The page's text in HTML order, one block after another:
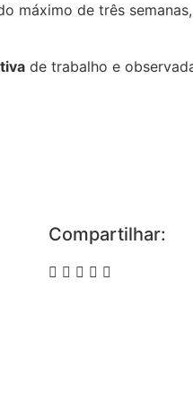
máximo de três
de trabalho e
Compartilhar: